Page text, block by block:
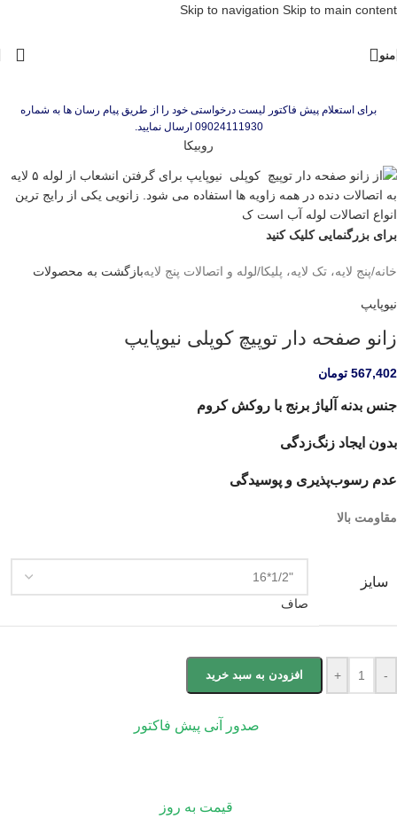
Skip to navigation Skip to main content
منو
برای استعلام پیش فاکتور لیست درخواستی خود را از طریق پیام رسان ها به شماره
09024111930 ارسال نمایید.
روبیکا
برای بزرگنمایی کلیک کنید
خانه/پنج لایه، تک لایه، پلیکا/لوله و اتصالات پنج لایهبازگشت به محصولات
نیوپایپ
زانو صفحه دار توپیچ کوپلی نیوپایپ
567,402 تومان
جنس بدنه آلیاژ برنج با روکش کروم
بدون ایجاد زنگ‌زدگی
عدم رسوب‌پذیری و پوسیدگی
مقاومت بالا
سایز
صاف
-
+ افزودن به سبد خرید
صدور آنی پیش فاکتور
قیمت به روز